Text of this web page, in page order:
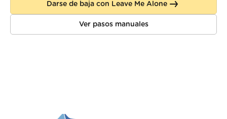
Darse de baja con Leave Me Alone
Ver pasos manuales